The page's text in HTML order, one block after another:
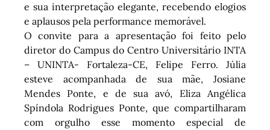
e sua interpretação elegante, recebendo elogios
e aplausos pela performance memorável.
O convite para a apresentação foi feito pelo
diretor do Campus do Centro Universitário INTA
– UNINTA- Fortaleza-CE, Felipe Ferro. Júlia
esteve acompanhada de sua mãe, Josiane
Mendes Ponte, e de sua avó, Eliza Angélica
Spíndola Rodrigues Ponte, que compartilharam
com orgulho esse momento especial de